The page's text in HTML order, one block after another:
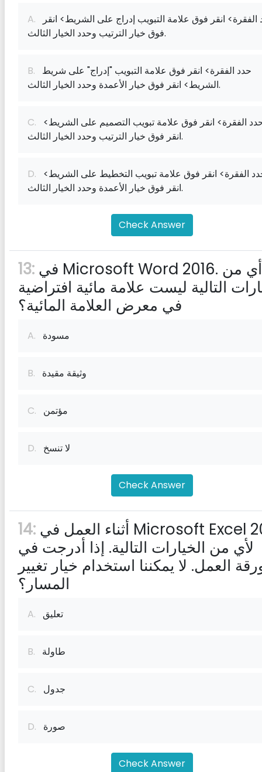
A.
فوق خيار الترتيب وحدد الخيار الثالث.
B.
الشريط> انقر فوق خيار الأعمدة وحدد الخيار الثالث.
C.
انقر فوق خيار الترتيب وحدد الخيار الثالث.
D.
انقر فوق خيار الأعمدة وحدد الخيار الثالث.
Check Answer
13:
التالية ليست علامة مائية افتراضية
في معرض العلامة المائية؟
A. مسودة
B. وثيقة مقيدة
C. مؤتمن
D. لا تنسخ
Check Answer
14:
لأي من الخيارات التالية. إذا أدرجت في
العمل. لا يمكننا استخدام خيار تغيير
المسار؟
A. تعليق
B. طاولة
C. جدول
D. صورة
Check Answer